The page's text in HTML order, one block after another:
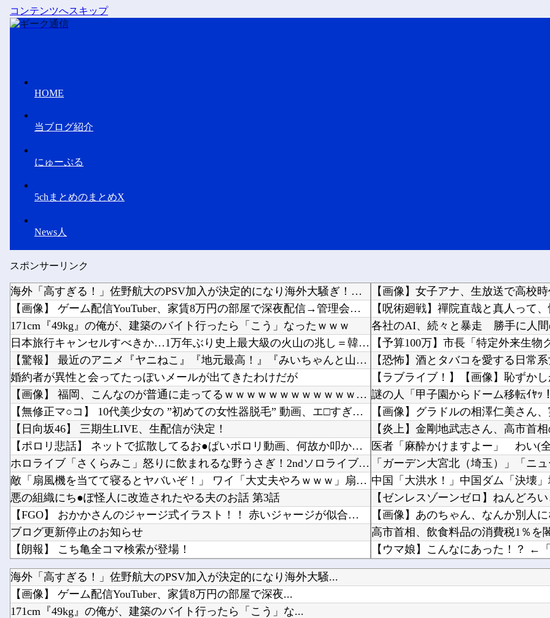
コンテンツへスキップ
HOME
当ブログ紹介
にゅーぷる
5chまとめのまとめX
News人
スポンサーリンク
海外「高すぎる！」佐野航大のPSV加入が決定的になり海外大騒ぎ！（海外の反応）
【画像】 ゲーム配信YouTuber、家賃8万円の部屋で深夜配信→管理会社から厳重注意され...
171cm『49kg』の俺が、建築のバイト行ったら「こう」なったｗｗｗ
日本旅行キャンセルすべきか…1万年ぶり史上最大級の火山の兆し＝韓国の反応
【驚報】 最近のアニメ『ヤニねこ』『地元最高！』『みいちゃんと山田さん』『ドカ食いダイスキ...
婚約者が異性と会ってたっぽいメールが出てきたわけだが
【画像】 福岡、こんなのが普通に走ってるｗｗｗｗｗｗｗｗｗｗｗｗｗｗｗｗｗｗｗｗｗｗｗｗｗ...
【無修正マ○コ】 10代美少女の ”初めての女性器脱毛” 動画、エ□すぎて1000万再生さ...
【日向坂46】 三期生LIVE、生配信が決定！
【ポロリ悲話】 ネットで拡散してるお●ぱいポロリ動画、何故か叩かれる・・・
ホロライブ「さくらみこ」怒りに飲まれるな野うさぎ！2ndソロライブで犯行予告「咲き乱れみこ...
敵「扇風機を当てて寝るとヤバいぞ！」 ワイ「大丈夫やろｗｗｗ」扇風機ポチー
悪の組織にち●ぽ怪人に改造されたやる夫のお話 第3話
【FGO】 おかかさんのジャージ式イラスト！！ 赤いジャージが似合ってます！
ブログ更新停止のお知らせ
【朗報】 こち亀全コマ検索が登場！
【艦これ】 E5までフランス艦出せると本当にスゴいよね
【2軍】 DeNA・森敬斗、中堅UZR 8.2時点【 11.6】14球団トップ
【悲報】 めっちゃカメレオンさん、早速パクリゲーが任天堂ストアに登場してしまう……
【画像】あのちゃん、なんか別人
【ラブライブ！】【動画】くりぱ
海外「高すぎる！」佐野航大のPSV加入が決定的になり海外大騒...
【画像】 ゲーム配信YouTuber、家賃8万円の部屋で深夜...
171cm『49kg』の俺が、建築のバイト行ったら「こう」な...